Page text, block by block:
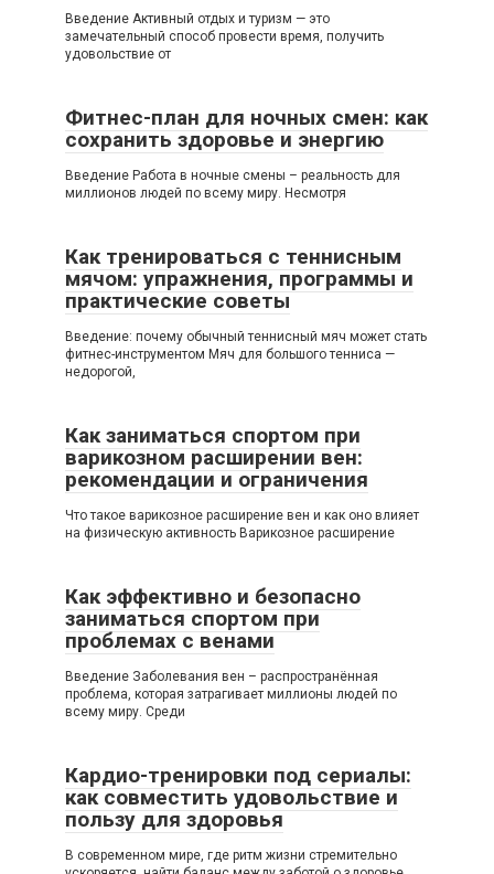
Введение Активный отдых и туризм — это
замечательный способ провести время, получить
удовольствие от
Фитнес-план для ночных смен: как
сохранить здоровье и энергию
Введение Работа в ночные смены – реальность для
миллионов людей по всему миру. Несмотря
Как тренироваться с теннисным
мячом: упражнения, программы и
практические советы
Введение: почему обычный теннисный мяч может стать
фитнес-инструментом Мяч для большого тенниса —
недорогой,
Как заниматься спортом при
варикозном расширении вен:
рекомендации и ограничения
Что такое варикозное расширение вен и как оно влияет
на физическую активность Варикозное расширение
Как эффективно и безопасно
заниматься спортом при
проблемах с венами
Введение Заболевания вен – распространённая
проблема, которая затрагивает миллионы людей по
всему миру. Среди
Кардио-тренировки под сериалы:
как совместить удовольствие и
пользу для здоровья
В современном мире, где ритм жизни стремительно